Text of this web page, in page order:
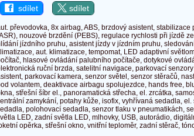
sdílet sdílet
převodovka, 8x airbag, ABS, brzdový asistent,
nouzové brzdění (PEBS), regulace rychlosti při jízdě
jízdního pruhu, asistent jízdy v jízdním pruhu,
aut. klimatizace, tempomat, LED adaptivní
hlasové ovládání palubního počítače, dotykové
ruční brzda, satelitní navigace, parkovací
parkovací kamera, senzor světel, senzor stěračů,
volantem, deaktivace airbagu spolujezdce, hands free,
střešní šíbr el., panoramatická střecha, el. zrcátka,
zamykání, potahy kůže, isofix, vyhřívaná sedadla,
polohovací sedadla, senzor tlaku v pneumatikách,
LED, zadní světla LED, mlhovky, USB, autorádio,
opěrka, střešní okno, vnitřní teploměr, zadní stěrač,